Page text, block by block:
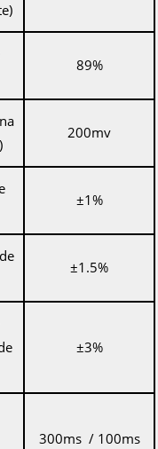
89%
200mv
±1%
±1.5%
±3%
300ms / 100ms